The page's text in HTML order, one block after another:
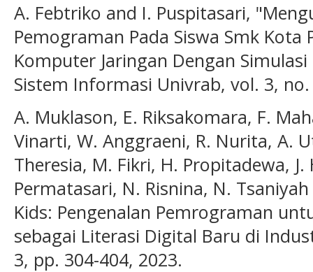
A. Febtriko and I. Puspitasari,
Pemograman Pada Siswa Smk Kota
Komputer Jaringan Dengan
Sistem Informasi Univrab, vol. 3,
A. Muklason, E. Riksakomara, F.
Vinarti, W. Anggraeni, R. Nurita, A.
Theresia, M. Fikri, H. Propitadewa, J.
Permatasari, N. Risnina, N.
Kids: Pengenalan Pemrograman
sebagai Literasi Digital Baru di
3, pp. 304-404, 2023.